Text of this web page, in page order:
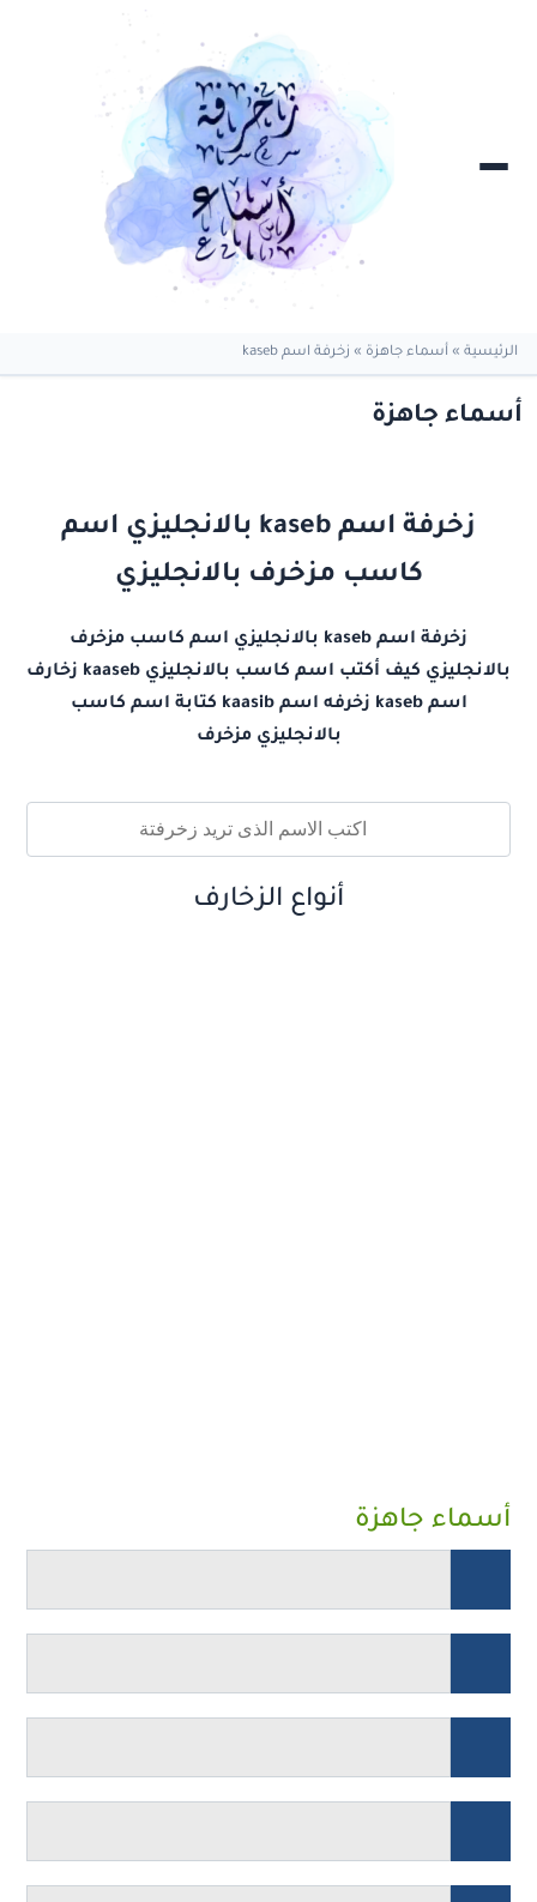
الرئيسية » أسماء جاهزة » زخرفة اسم kaseb
أسماء جاهزة
زخرفة اسم kaseb بالانجليزي اسم
كاسب مزخرف بالانجليزي
زخرفة اسم kaseb بالانجليزي اسم كاسب مزخرف
بالانجليزي كيف أكتب اسم كاسب بالانجليزي kaaseb زخارف
اسم kaseb زخرفه اسم kaasib كتابة اسم كاسب
بالانجليزي مزخرف
أنواع الزخارف
أسماء جاهزة